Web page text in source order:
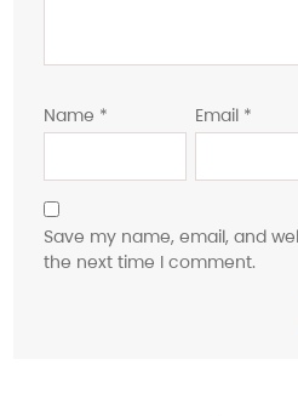
Name * Email *
Save my name, email, and
the next time I comment.